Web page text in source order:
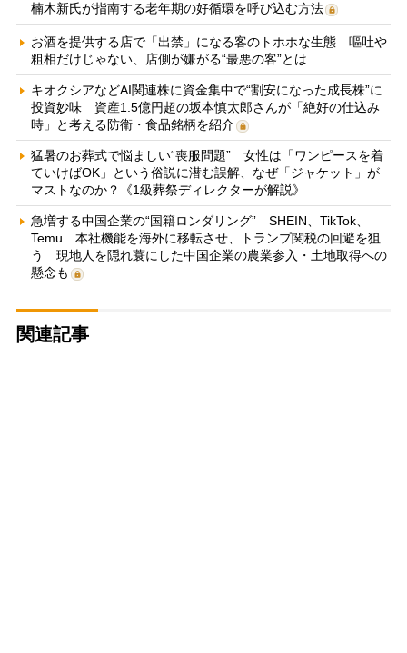
楠木新氏が指南する老年期の好循環を呼び込む方法
お酒を提供する店で「出禁」になる客のトホホな生態 嘔吐や
粗相だけじゃない、店側が嫌がる“最悪の客”とは
キオクシアなどAI関連株に資金集中で“割安になった成長株”に
投資妙味 資産1.5億円超の坂本慎太郎さんが「絶好の仕込み
時」と考える防衛・食品銘柄を紹介
猛暑のお葬式で悩ましい“喪服問題” 女性は「ワンピースを着
ていけばOK」という俗説に潜む誤解、なぜ「ジャケット」が
マストなのか？《1級葬祭ディレクターが解説》
急増する中国企業の“国籍ロンダリング” SHEIN、TikTok、
Temu…本社機能を海外に移転させ、トランプ関税の回避を狙
う 現地人を隠れ蓑にした中国企業の農業参入・土地取得への
懸念も
関連記事